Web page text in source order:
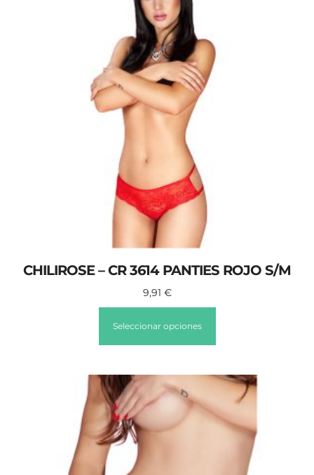
CHILIROSE – CR 3614 PANTIES ROJO S/M
9,91 €
Seleccionar opciones